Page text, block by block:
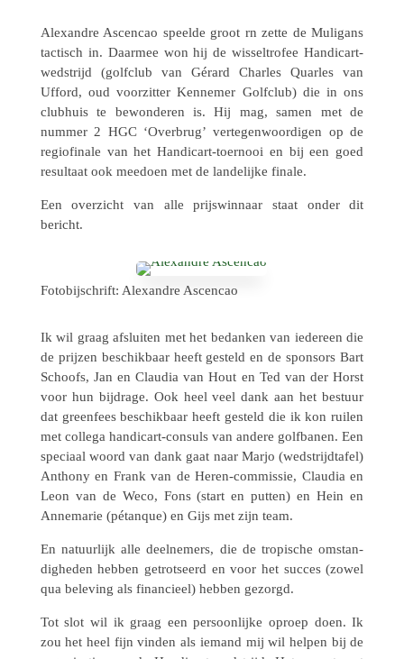
Alexan­dre Ascen­cao speelde groot rn zette de Muli­gans
tactisch in. Daarmee won hij de wissel­tro­fee Handi­cart-
wedstrijd (golf­club van Gérard Charles Quarles van
Ufford, oud voor­zit­ter Kenne­mer Golf­club) die in ons
club­huis te bewon­de­ren is. Hij mag, samen met de
nummer 2 HGC ‘Overbrug’ verte­gen­woor­di­gen op de
regi­o­fi­nale van het Handi­cart-toer­nooi en bij een goed
resul­taat ook meedoen met de lande­lijke finale.
Een over­zicht van alle prijs­win­naar staat onder dit
bericht.
Foto­bij­schrift: Alexan­dre Ascencao
Ik wil graag afslui­ten met het bedan­ken van ieder­een die
de prijzen beschik­baar heeft gesteld en de spon­sors Bart
Schoofs, Jan en Claudia van Hout en Ted van der Horst
voor hun bijdrage. Ook heel veel dank aan het bestuur
dat green­fees beschik­baar heeft gesteld die ik kon ruilen
met collega handi­cart-consuls van andere golf­ba­nen. Een
speci­aal woord van dank gaat naar Marjo (wedstrijd­ta­fel)
Anthony en Frank van de Heren-commis­sie, Claudia en
Leon van de Weco, Fons (start en putten) en Hein en
Anne­ma­rie (pétan­que) en Gijs met zijn team.
En natuur­lijk alle deel­ne­mers, die de tropi­sche omstan­
dig­he­den hebben getrot­seerd en voor het succes (zowel
qua bele­ving als finan­ci­eel) hebben gezorgd.
Tot slot wil ik graag een persoon­lijke oproep doen. Ik
zou het heel fijn vinden als iemand mij wil helpen bij de